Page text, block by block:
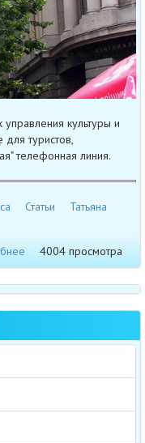
культуры и
туристов,
телефонная линия.
Статьи
Татьяна
4004 просмотра